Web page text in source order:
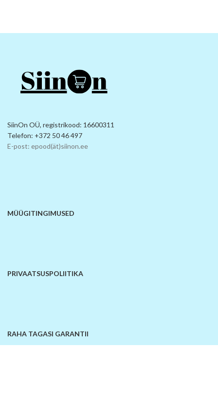
SiinOn OÜ, registrikood: 16600311
Telefon: +372 50 46 497
E-post: epood(ät)siinon.ee
MÜÜGITINGIMUSED
PRIVAATSUSPOLIITIKA
RAHA TAGASI GARANTII